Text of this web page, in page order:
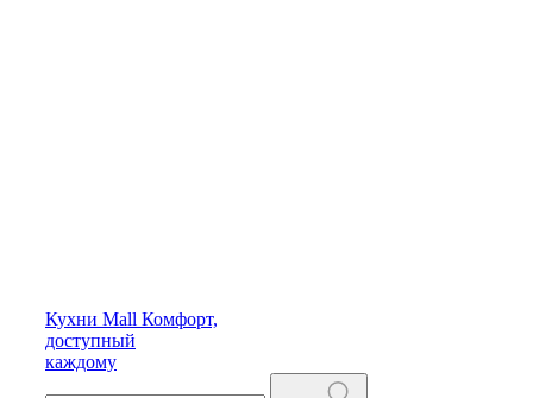
Кухни Mall Комфорт,
доступный
каждому